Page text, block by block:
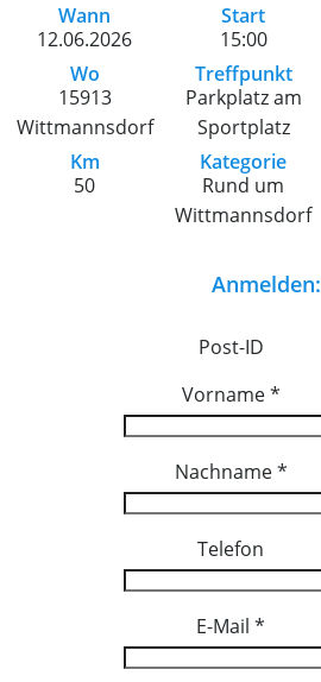
Wann
12.06.2026
Start
15:00
Wo
15913
Wittmannsdorf
Treffpunkt
Parkplatz am
Sportplatz
Km
50
Kategorie
Rund um
Wittmannsdorf
Anmelden:
Post-ID
Vorname*
Nachname*
Telefon
E-Mail *